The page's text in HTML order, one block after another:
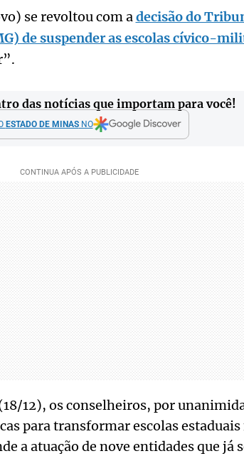
se revoltou com adecisão do
de suspender as escolas cívico-
das notícias que importam para você!
ESTADO DE MINASNO
12), os conselheiros, por
para transformar escolas
a atuação de nove entidades que já